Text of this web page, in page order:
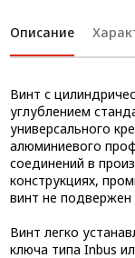
Описание
Винт с
углублением
универсального
алюминиевого
соединений в
конструкциях,
винт не подвержен
Винт легко
ключа типа Inbus